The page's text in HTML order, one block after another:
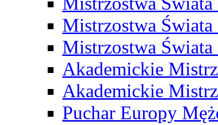
Mistrzostwa
Mistrzostwa
Akademickie
Akademickie
Puchar Europy